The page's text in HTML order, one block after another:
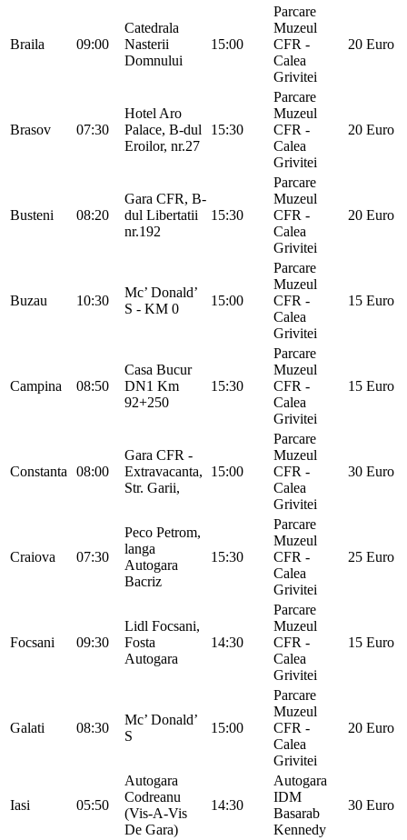
Braila 09:00
Catedrala
Nasterii
Domnului
15:00
Parcare
Muzeul
CFR -
Calea
Grivitei
20 Euro
Brasov 07:30
Hotel Aro
Palace, B-dul
Eroilor, nr.27
15:30
Parcare
Muzeul
CFR -
Calea
Grivitei
20 Euro
Busteni 08:20
Gara CFR, B-
dul Libertatii
nr.192
15:30
Parcare
Muzeul
CFR -
Calea
Grivitei
20 Euro
Buzau 10:30
Mc’ Donald’
S - KM 0
15:00
Parcare
Muzeul
CFR -
Calea
Grivitei
15 Euro
Campina 08:50
Casa Bucur
DN1 Km
92+250
15:30
Parcare
Muzeul
CFR -
Calea
Grivitei
15 Euro
Constanta 08:00
Gara CFR -
Extravacanta,
Str. Garii,
15:00
Parcare
Muzeul
CFR -
Calea
Grivitei
30 Euro
Craiova 07:30
Peco Petrom,
langa
Autogara
Bacriz
15:30
Parcare
Muzeul
CFR -
Calea
Grivitei
25 Euro
Focsani 09:30
Lidl Focsani,
Fosta
Autogara
14:30
Parcare
Muzeul
CFR -
Calea
Grivitei
15 Euro
Galati 08:30
Mc’ Donald’
S
15:00
Parcare
Muzeul
CFR -
Calea
Grivitei
20 Euro
Iasi 05:50
Autogara
Codreanu
(Vis-A-Vis
De Gara)
14:30
Autogara
IDM
Basarab
Kennedy
30 Euro